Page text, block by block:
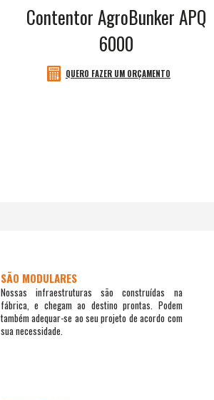
Contentor AgroBunker APQ
6000
QUERO FAZER UM ORÇAMENTO
SÃO MODULARES
Nossas infraestruturas são construídas na
fábrica, e chegam ao destino prontas. Podem
também adequar-se ao seu projeto de acordo com
sua necessidade.